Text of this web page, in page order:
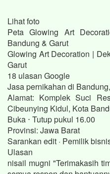
Lihat foto
Peta Glowing Art
Bandung & Garut
Glowing Art Decoration |
Garut
18 ulasan Google
Jasa pernikahan di
Alamat: Komplek Suci
Cibeunying Kidul, Kota
Buka ⋅ Tutup pukul 16.00
Provinsi: Jawa Barat
Sarankan edit · Pemilik
Ulasan
nisail mugni "Terimakasih